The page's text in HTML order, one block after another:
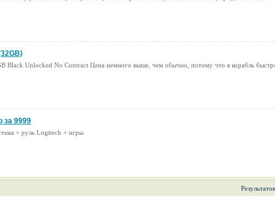
Black Unlocked No Contract Цена немного выше, чем обычно, потому что я корабль
за 9999
+ руль Logitech + игры